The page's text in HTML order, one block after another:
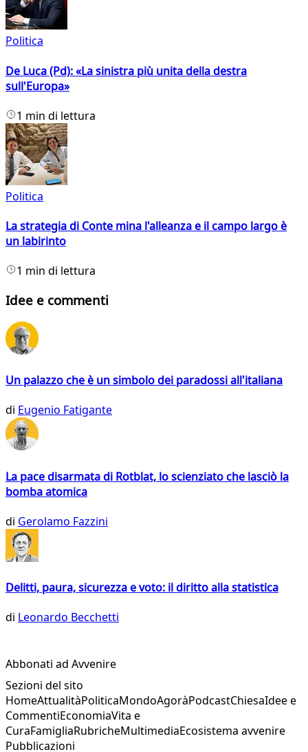
Politica
De Luca (Pd): «La sinistra più unita della destra
sull'Europa»
1 min di lettura
Politica
La strategia di Conte mina l'alleanza e il campo largo è
un labirinto
1 min di lettura
Idee e commenti
Un palazzo che è un simbolo dei paradossi all'italiana
di Eugenio Fatigante
La pace disarmata di Rotblat, lo scienziato che lasciò la
bomba atomica
di Gerolamo Fazzini
Delitti, paura, sicurezza e voto: il diritto alla statistica
di Leonardo Becchetti
Abbonati ad Avvenire
Sezioni del sito
HomeAttualitàPoliticaMondoAgoràPodcastChiesaIdee e
CommentiEconomiaVita e
CuraFamigliaRubricheMultimediaEcosistema avvenire
Pubblicazioni